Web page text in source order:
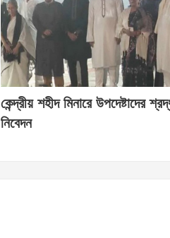
কেন্দ্রীয় শহীদ মিনারে উপদেষ্টাদের
নিবেদন